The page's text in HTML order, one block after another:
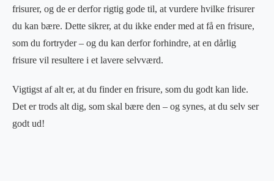
frisurer, og de er derfor rigtig gode til, at vurdere hvilke frisurer
du kan bære. Dette sikrer, at du ikke ender med at få en frisure,
som du fortryder – og du kan derfor forhindre, at en dårlig
frisure vil resultere i et lavere selvværd.
Vigtigst af alt er, at du finder en frisure, som du godt kan lide.
Det er trods alt dig, som skal bære den – og synes, at du selv ser
godt ud!